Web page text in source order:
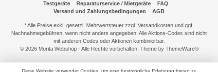
Testgeräte Reparaturservice / Mietgeräte
FAQ
Versand und Zahlungsbedingungen
AGB
* Alle Preise exkl. gesetzl. Mehrwertsteuer zzgl. Versandkosten und ggf.
Nachnahmegebühren, wenn nicht anders angegeben. Alle Aktions-Codes sind nicht
mit anderen Codes oder Aktionen kombinierbar.
© 2026 Morita Webshop - Alle Rechte vorbehalten. Theme by ThemeWare®
Diese Website verwendet Cookies, um eine bestmögliche Erfahrung bieten zu